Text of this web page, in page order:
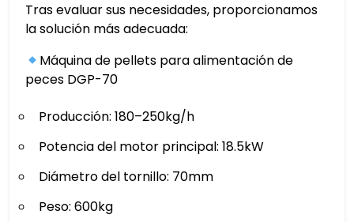
Tras evaluar sus necesidades, proporcionamos
la solución más adecuada:
Máquina de pellets para alimentación de
peces DGP-70
Producción: 180–250kg/h
Potencia del motor principal: 18.5kW
Diámetro del tornillo: 70mm
Peso: 600kg